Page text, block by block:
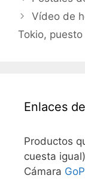
Vídeo de
Tokio,
Enlaces
Productos
cuesta
Cámara